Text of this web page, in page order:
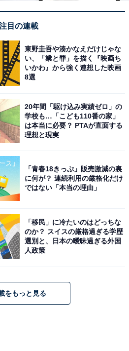
％）
た。芸術から医療系まで、幅
学です。2025年に創立100周年
は、広々とした敷地を有して
2022年4月には「情報学部」
ニーズを捉えています。
ランキング結果
選ぶ「時代にマッチしている大
山学院大、1位は？
目の連載
東野圭吾や湊かなえだけじゃな
い、「業と罪」を描く『映画ち
いかわ』から強く連想した映画
8選
20年間「駆け込み実績ゼロ」の
学校も…「こども110番の家」
は本当に必要？ PTAが直面する
理想と現実
「青春18きっぷ」販売激減の裏
に何が？ 連続利用の厳格化だけ
ではない「本当の理由」
「移民」に冷たいのはどっちな
のか？ スイスの厳格過ぎる学歴
選別と、日本の曖昧過ぎる外国
人政策
をもっと見る